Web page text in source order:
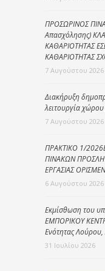
ΠΡΟΣΩΡΙΝΟΣ
Απασχόλησης)
ΚΑΘΑΡΙΟΤΗΤΑΣ
ΚΑΘΑΡΙΟΤΗΤΑΣ
7 Αυγούστου 2026
Διακήρυξη
λειτουργία
7 Αυγούστου 2026
ΠΡΑΚΤΙΚΟ 1/
ΠΙΝΑΚΩΝ
ΕΡΓΑΣΙΑΣ
6 Αυγούστου 2026
Εκμίσθωση του
ΕΜΠΟΡΙΚΟΥ
Ενότητας
31 Ιουλίου 2026